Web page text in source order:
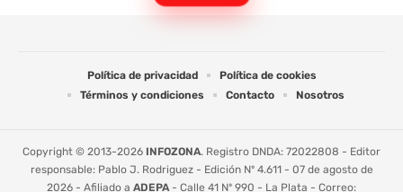
Política de privacidad
Política de cookies
Términos y condiciones
Contacto Nosotros
Copyright © 2013-2026 INFOZONA. Registro DNDA: 72022808 - Editor
responsable: Pablo J. Rodriguez - Edición Nº 4.611 - 07 de agosto de
2026 - Afiliado a ADEPA- Calle 41 Nº 990 - La Plata - Correo: